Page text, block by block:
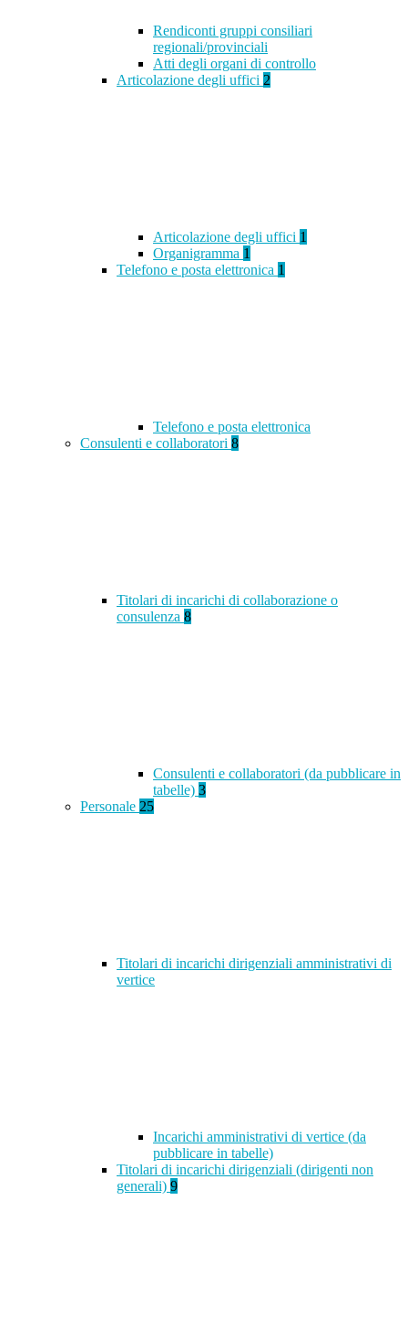
Rendiconti gruppi consiliari
regionali/provinciali
Atti degli organi di controllo
Articolazione degli uffici 2
Articolazione degli uffici 1
Organigramma 1
Telefono e posta elettronica 1
Telefono e posta elettronica
Consulenti e collaboratori 8
Titolari di incarichi di collaborazione o
consulenza 8
Consulenti e collaboratori (da pubblicare in
tabelle) 3
Personale 25
Titolari di incarichi dirigenziali amministrativi di
vertice
Incarichi amministrativi di vertice (da
pubblicare in tabelle)
Titolari di incarichi dirigenziali (dirigenti non
generali) 9